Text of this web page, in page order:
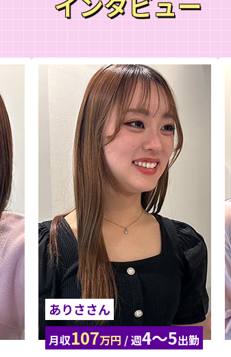
ありささん
月収107万円 / 週4〜5出勤